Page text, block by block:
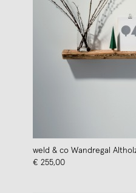
weld & co Wandregal
€ 255,00